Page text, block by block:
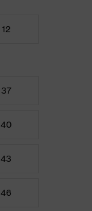
12
37
40
43
46